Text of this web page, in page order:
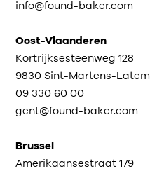
info@found-baker.com
Oost-Vlaanderen
Kortrijksesteenweg 128
9830 Sint-Martens-Latem
09 330 60 00
gent@found-baker.com
Brussel
Amerikaansestraat 179